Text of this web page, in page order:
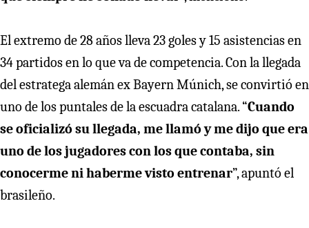
El extremo de 28 años lleva 23 goles y 15 asistencias en
34 partidos en lo que va de competencia. Con la llegada
del estratega alemán ex Bayern Múnich, se convirtió en
uno de los puntales de la escuadra catalana. “Cuando
se oficializó su llegada, me llamó y me dijo que era
uno de los jugadores con los que contaba, sin
conocerme ni haberme visto entrenar”, apuntó el
brasileño.